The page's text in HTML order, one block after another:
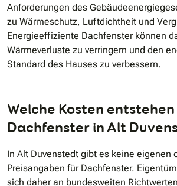
Anforderungen des
zu Wärmeschutz, Luftdichtheit und
Energieeffiziente Dachfenster können
Wärmeverluste zu verringern und den
Standard des Hauses zu verbessern.
Welche Kosten
Dachfenster in Alt
In Alt Duvenstedt gibt es keine eigenen
Preisangaben für Dachfenster.
sich daher an bundesweiten